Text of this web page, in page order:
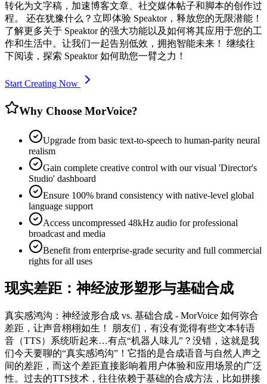
转化为文字稿，加速博客文章、社交媒体帖子和脚本的创作过
程。 还在犹豫什么？立即体验 Speaktor，释放您的无限潜能！
了解更多关于 Speaktor 的强大功能以及如何将其应用于您的工
作和生活中。让我们一起告别低效，拥抱智能未来！ 继续往
下阅读，探索 Speaktor 如何助您一臂之力！
Start Creating Now
Why Choose MorVoice?
Upgrade from basic text-to-speech to human-parity neural
realism
Gain complete creative control with our visual 'Director's
Studio' dashboard
Ensure 100% brand consistency with native-level global
language support
Access uncompressed 48kHz audio for professional
broadcast and media
Benefit from enterprise-grade security and full commercial
rights for all uses
现实差距：神经波形塑形与基础合成
真实感鸿沟：神经波形合成 vs. 基础合成 - MorVoice 如何弥合
差距，让声音栩栩如生！ 朋友们，有没有觉得有些文本转语
音（TTS）系统听起来…有点“机器人味儿”？没错，这就是我
们今天要聊的“真实感鸿沟”！它指的是合成语音与自然人声之
间的差距，而这个差距直接影响着用户体验和应用场景的广泛
性。过去的TTS技术，往往依赖于基础的合成方法，比如拼接